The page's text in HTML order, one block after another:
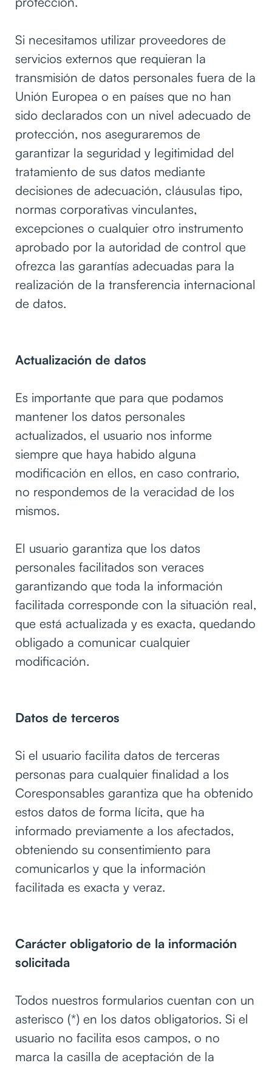
Si necesitamos utilizar proveedores de
servicios externos que requieran la
transmisión de datos personales fuera de la
Unión Europea o en países que no han
sido declarados con un nivel adecuado de
protección, nos aseguraremos de
garantizar la seguridad y legitimidad del
tratamiento de sus datos mediante
decisiones de adecuación, cláusulas tipo,
normas corporativas vinculantes,
excepciones o cualquier otro instrumento
aprobado por la autoridad de control que
ofrezca las garantías adecuadas para la
realización de la transferencia internacional
de datos.
Actualización de datos
Es importante que para que podamos
mantener los datos personales
actualizados, el usuario nos informe
siempre que haya habido alguna
modificación en ellos, en caso contrario,
no respondemos de la veracidad de los
mismos.
El usuario garantiza que los datos
personales facilitados son veraces
garantizando que toda la información
facilitada corresponde con la situación real,
que está actualizada y es exacta, quedando
obligado a comunicar cualquier
modificación.
Datos de terceros
Si el usuario facilita datos de terceras
personas para cualquier finalidad a los
Coresponsables garantiza que ha obtenido
estos datos de forma lícita, que ha
informado previamente a los afectados,
obteniendo su consentimiento para
comunicarlos y que la información
facilitada es exacta y veraz.
Carácter obligatorio de la información
solicitada
Todos nuestros formularios cuentan con un
asterisco (*) en los datos obligatorios. Si el
usuario no facilita esos campos, o no
marca la casilla de aceptación de la